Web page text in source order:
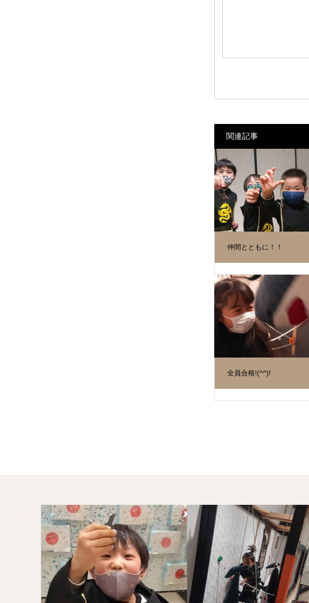
関連記事
仲間とともに！！
全員合格!(^^)!